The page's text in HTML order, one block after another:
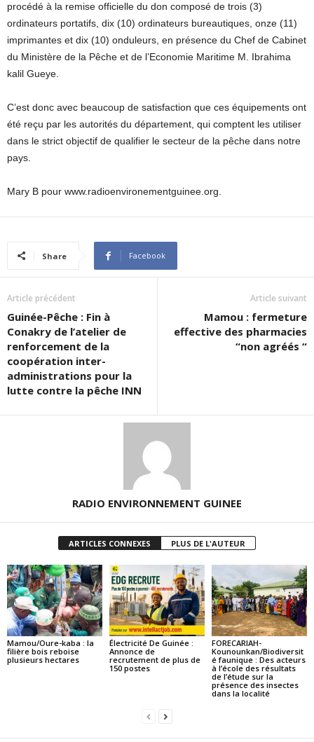
procédé à la remise officielle du don composé de trois (3)
ordinateurs portatifs, dix (10) ordinateurs bureautiques, onze (11)
imprimantes et dix (10) onduleurs, en présence du Chef de Cabinet
du Ministère de la Pêche et de l’Economie Maritime M. Ibrahima
kalil Gueye.
C’est donc avec beaucoup de satisfaction que ces équipements ont
été reçu par les autorités du département, qui comptent les utiliser
dans le strict objectif de qualifier le secteur de la pêche dans notre
pays.
Mary B pour www.radioenvironementguinee.org.
Share Facebook
Article précédent
Guinée-Pêche : Fin à
Conakry de l’atelier de
renforcement de la
coopération inter-
administrations pour la
lutte contre la pêche INN
Article suivant
Mamou : fermeture
effective des pharmacies
“non agréés “
RADIO ENVIRONNEMENT GUINEE
ARTICLES CONNEXES PLUS DE L'AUTEUR
Mamou/Oure-kaba : la
filière bois reboise
plusieurs hectares
Électricité De Guinée :
Annonce de
recrutement de plus de
150 postes
FORECARIAH-
Kounounkan/Biodiversit
é faunique : Des acteurs
à l’école des résultats
de l’étude sur la
présence des insectes
dans la localité